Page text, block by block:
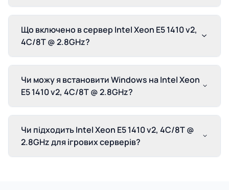
Що включено в сервер Intel Xeon E5 1410 v2,
4C/8T @ 2.8GHz?
Чи можу я встановити Windows на Intel Xeon
E5 1410 v2, 4C/8T @ 2.8GHz?
Чи підходить Intel Xeon E5 1410 v2, 4C/8T @
2.8GHz для ігрових серверів?